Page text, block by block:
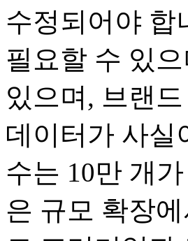
수정되어야 합
필요할 수 있
있으며, 브랜
데이터가 사실
수는 10만 개
은 규모 확장